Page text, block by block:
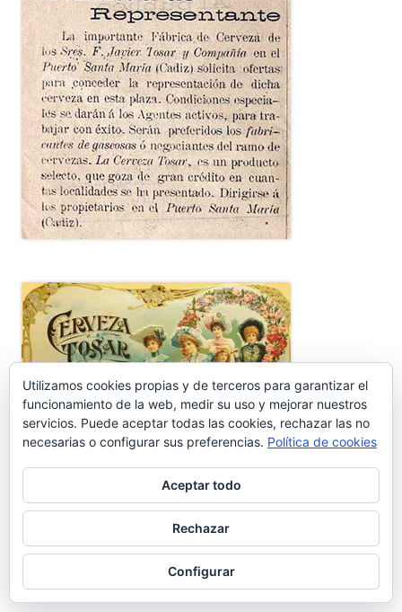
Ir a Cosasdecomé
Utilizamos cookies propias y de terceros para garantizar el
funcionamiento de la web, medir su uso y mejorar nuestros
servicios. Puede aceptar todas las cookies, rechazar las no
necesarias o configurar sus preferencias. Política de cookies
Aceptar todo
Rechazar
Configurar